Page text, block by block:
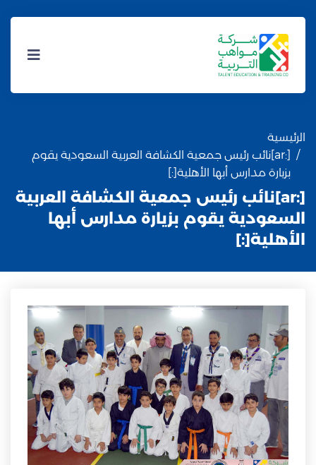
الرئيسية
[:ar]نائب رئيس جمعية الكشافة العربية السعودية يقوم
بزيارة مدارس أبها الأهلية[:]
[:ar]نائب رئيس جمعية الكشافة العربية
السعودية يقوم بزيارة مدارس أبها
الأهلية[:]